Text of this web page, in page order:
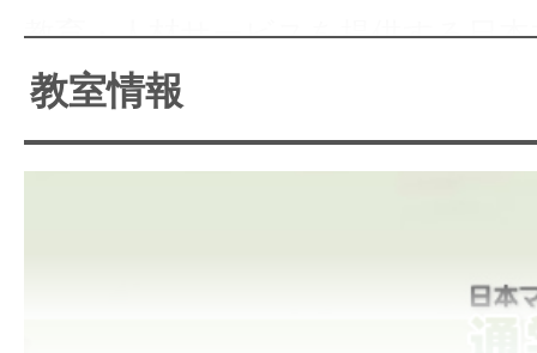
教育・人材サービスを提供する日
一人ひとりのキャリアビジョンに
キルを身につけてもらうという理
トータルなサポートを特徴として
教室情報